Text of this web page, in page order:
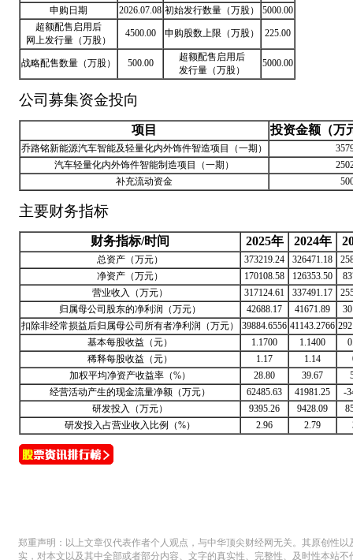
申购日期
2026.07.08 初始发行数量（万股）
5000.00
超额配售启用后
网上发行量（万股）
4500.00 申购股数上限（万股） 225.00
战略配售数量（万股） 500.00
超额配售启用后
发行量（万股）
5000.00
公司募集资金投向
项目 投资金额（万
乔路铭新能源汽车智能及轻量化内外饰件智造项目（一期）
汽车轻量化内外饰件智能制造项目（一期）
补充流动资金
主要财务指标
财务指标/时间 2025年 2024年
总资产（万元） 373219.24 326471.18
净资产（万元）
170108.58 126353.50
营业收入（万元）
317124.61 337491.17
归属母公司股东的净利润（万元）
42688.17 41671.89
扣除非经常损益后归属母公司所有者净利润（万元）
39884.6556 41143.2766
基本每股收益（元）
1.1700 1.1400
稀释每股收益（元）
1.17 1.14
加权平均净资产收益率（%）
28.80 39.67
经营活动产生的现金流量净额（万元）
62485.63 41981.25
-
研发投入（万元）
9395.26 9428.09
研发投入占营业收入比例（%）
2.96 2.79